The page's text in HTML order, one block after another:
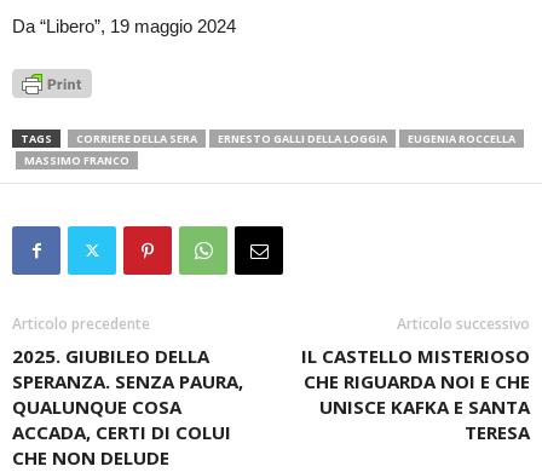
Da “Libero”, 19 maggio 2024
TAGS CORRIERE DELLA SERA ERNESTO GALLI DELLA LOGGIA
EUGENIA ROCCELLA
MASSIMO FRANCO
Articolo precedente
2025. GIUBILEO DELLA
SPERANZA. SENZA PAURA,
QUALUNQUE COSA
ACCADA, CERTI DI COLUI
CHE NON DELUDE
Articolo successivo
IL CASTELLO MISTERIOSO
CHE RIGUARDA NOI E CHE
UNISCE KAFKA E SANTA
TERESA